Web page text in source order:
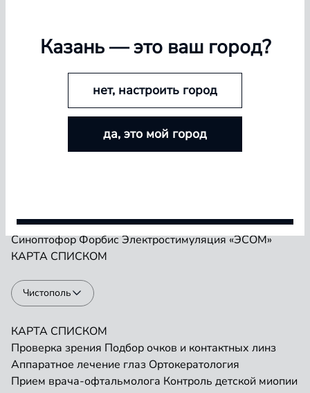
Аппаратное лечение глаз Ортокератология
Прием врача-офтальмологаКонтроль детской миопии
Магнитотерапия «АМО-АТОС»Макулотестер
СиноптофорФорбисЭлектростимуляция «ЭСОМ»
КАРТА СПИСКОМ
Чистополь
КАРТА СПИСКОМ
Проверка зрения Подбор очков и контактных линз
Аппаратное лечение глаз Ортокератология
Прием врача-офтальмолога Контроль детской миопии
БОЛЬШЕ ЛИНЗ — БОЛЬШЕ СКИДКА
Покупайте контактные линзы Airway и увеличивайте
размер скидки — от 5% до 15%
Казань— это ваш город?
нет, настроить город
да, это мой город